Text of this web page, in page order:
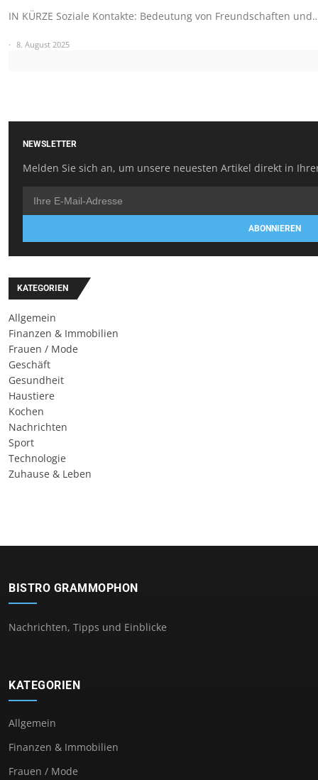
IN KÜRZE Soziale Kontakte: Bedeutung von Freundschaften
8. August 2025
NEWSLETTER
Melden Sie sich an, um unsere neuesten Artikel direkt in
ABONNIEREN
KATEGORIEN
Allgemein
Finanzen & Immobilien
Frauen / Mode
Geschäft
Gesundheit
Haustiere
Kochen
Nachrichten
Sport
Technologie
Zuhause & Leben
BISTRO GRAMMOPHON
Nachrichten, Tipps und Einblicke
KATEGORIEN
Allgemein
Finanzen & Immobilien
Frauen / Mode